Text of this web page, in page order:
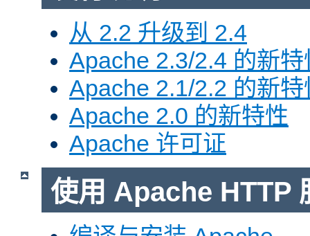
从 2.2 升级到 2.4
Apache 2.3/2.4 的新特
Apache 2.1/2.2 的新特
Apache 2.0 的新特性
Apache 许可证
使用 Apache HTTP